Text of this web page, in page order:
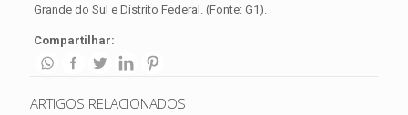
Grande do Sul e Distrito Federal. (Fonte: G1).
Compartilhar:
ARTIGOS RELACIONADOS